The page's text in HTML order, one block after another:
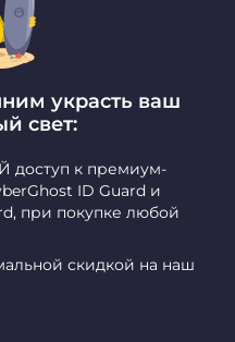
украсть ваш
свет:
к премиум-
ID Guard и
при покупке любой
скидкой на наш